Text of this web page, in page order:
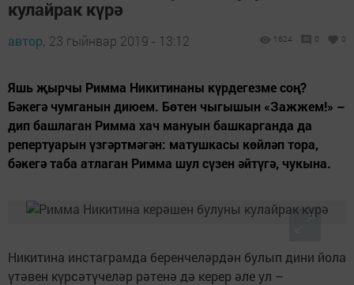
кулайрак күрә
автор, 23 гыйнвар 2019 - 13:12 1624 0 0
Яшь җырчы Римма Никитинаны күрдегезме соң?
Бәкегә чумганын диюем. Бөтен чыгышын «Зажжем!» –
дип башлаган Римма хач мануын башкарганда да
репертуарын үзгәртмәгән: матушкасы көйләп тора,
бәкегә таба атлаган Римма шул сүзен әйтүгә, чукына.
Никитина инстаграмда беренчеләрдән булып дини йола
үтәвен күрсәтүчеләр рәтенә дә керер әле ул –